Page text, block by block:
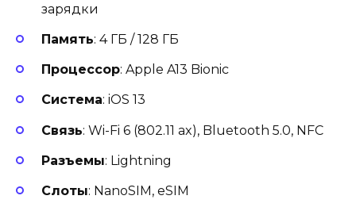
зарядки
Память: 4 ГБ / 128 ГБ
Процессор: Apple A13 Bionic
Система: iOS 13
Связь: Wi-Fi 6 (802.11 ax), Bluetooth 5.0, NFC
Разъемы: Lightning
Слоты: NanoSIM, eSIM